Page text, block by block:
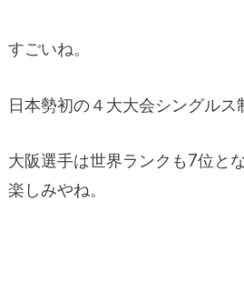
すごいね。
日本勢初の４大大会シングルス
大阪選手は世界ランクも7位と
楽しみやね。